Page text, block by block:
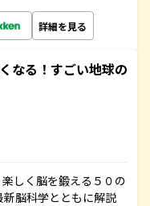
詳細を見る
なる！すごい地球の
しく脳を鍛える５０の
新脳科学とともに解説